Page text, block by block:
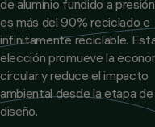
de aluminio fundido a
es más del 90% reciclado e
infinitamente reciclable.
elección promueve la
circular y reduce el impacto
ambiental desde la etapa de
diseño.